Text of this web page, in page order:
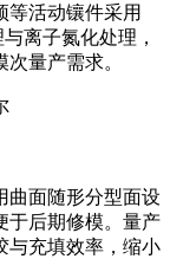
等活动镶件采用
离子氮化处理，
量产需求。
曲面随形分型面设
于后期修模。量产
与充填效率，缩小